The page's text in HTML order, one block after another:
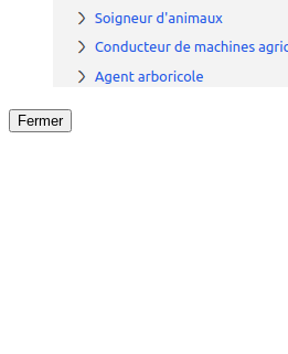
Fermer